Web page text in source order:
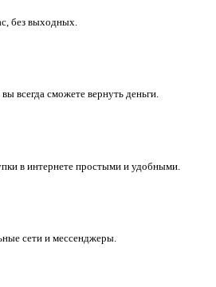
без выходных.
всегда сможете вернуть деньги.
в интернете простыми и удобными.
сети и мессенджеры.